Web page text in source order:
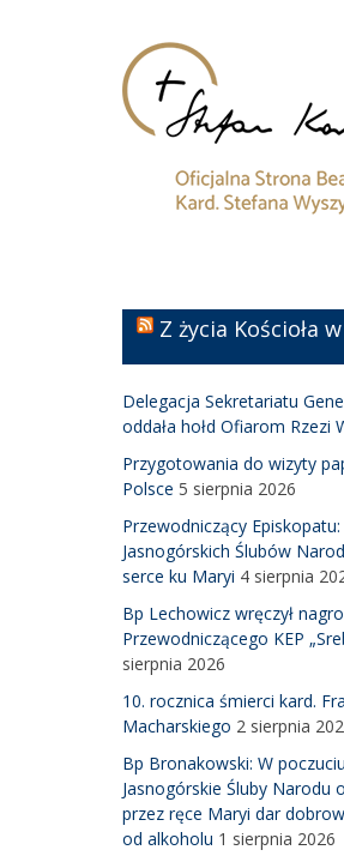
Z życia Kościoła
Delegacja Sekretariatu
oddała hołd Ofiarom Rzezi
Przygotowania do wizyty
Polsce 5 sierpnia 2026
Przewodniczący
Jasnogórskich Ślubów
serce ku Maryi 4 sierpnia
Bp Lechowicz wręczył
Przewodniczącego KEP
sierpnia 2026
10. rocznica śmierci kard.
Macharskiego 2 sierpnia
Bp Bronakowski: W
Jasnogórskie Śluby Narodu
przez ręce Maryi dar
od alkoholu 1 sierpnia 2026